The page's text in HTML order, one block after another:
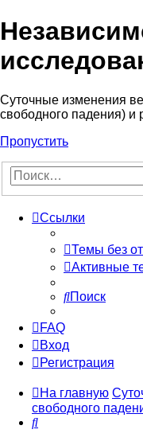
Cуточные изменения
свободного падения) и
Пропустить
Ссылки
Темы без
Активные
Поиск
FAQ
Вход
Регистрация
На главную
свободного
Поиск